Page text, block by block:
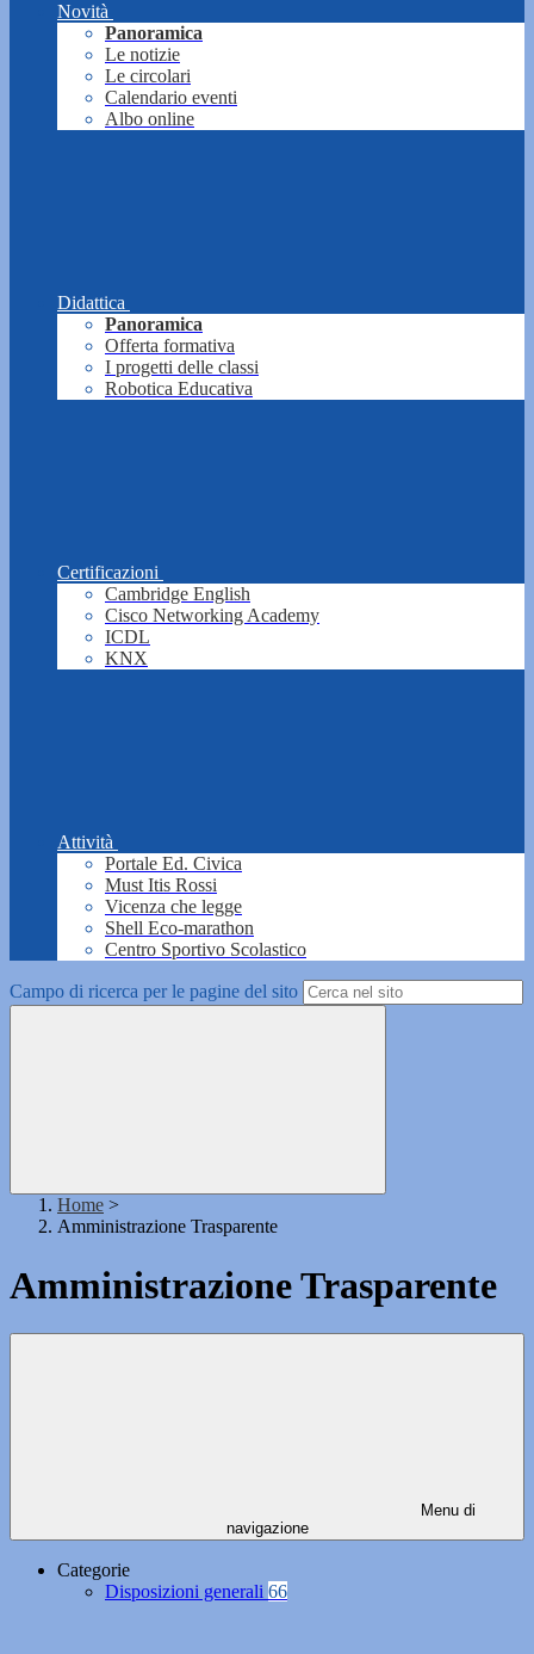
Novità
Panoramica
Le notizie
Le circolari
Calendario eventi
Albo online
Didattica
Panoramica
Offerta formativa
I progetti delle classi
Robotica Educativa
Certificazioni
Cambridge English
Cisco Networking Academy
ICDL
KNX
Attività
Portale Ed. Civica
Must Itis Rossi
Vicenza che legge
Shell Eco-marathon
Centro Sportivo Scolastico
Campo di ricerca per le pagine del sito
Home >
Amministrazione Trasparente
Amministrazione Trasparente
Menu di
navigazione
Categorie
Disposizioni generali 66